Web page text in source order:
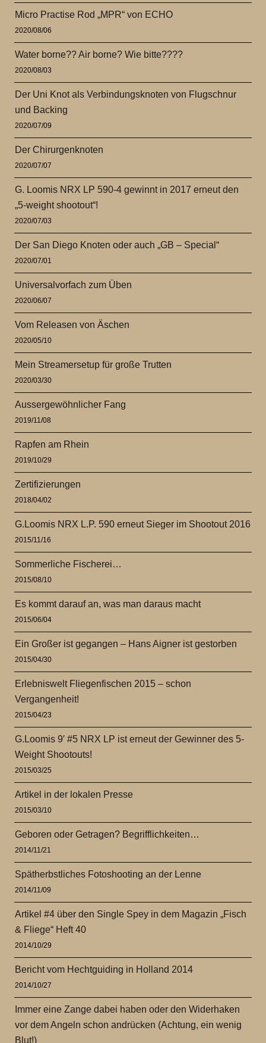
Micro Practise Rod „MPR“ von ECHO
2020/08/06
Water borne?? Air borne? Wie bitte????
2020/08/03
Der Uni Knot als Verbindungsknoten von Flugschnur
und Backing
2020/07/09
Der Chirurgenknoten
2020/07/07
G. Loomis NRX LP 590-4 gewinnt in 2017 erneut den
„5-weight shootout“!
2020/07/03
Der San Diego Knoten oder auch „GB – Special“
2020/07/01
Universalvorfach zum Üben
2020/06/07
Vom Releasen von Äschen
2020/05/10
Mein Streamersetup für große Trutten
2020/03/30
Aussergewöhnlicher Fang
2019/11/08
Rapfen am Rhein
2019/10/29
Zertifizierungen
2018/04/02
G.Loomis NRX L.P. 590 erneut Sieger im Shootout 2016
2015/11/16
Sommerliche Fischerei…
2015/08/10
Es kommt darauf an, was man daraus macht
2015/06/04
Ein Großer ist gegangen – Hans Aigner ist gestorben
2015/04/30
Erlebniswelt Fliegenfischen 2015 – schon
Vergangenheit!
2015/04/23
G.Loomis 9′ #5 NRX LP ist erneut der Gewinner des 5-
Weight Shootouts!
2015/03/25
Artikel in der lokalen Presse
2015/03/10
Geboren oder Getragen? Begrifflichkeiten…
2014/11/21
Spätherbstliches Fotoshooting an der Lenne
2014/11/09
Artikel #4 über den Single Spey in dem Magazin „Fisch
& Fliege“ Heft 40
2014/10/29
Bericht vom Hechtguiding in Holland 2014
2014/10/27
Immer eine Zange dabei haben oder den Widerhaken
vor dem Angeln schon andrücken (Achtung, ein wenig
Blut!)